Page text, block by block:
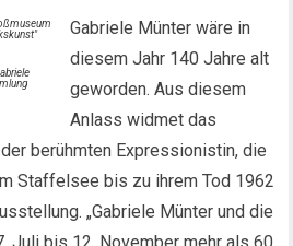
Gabriele Münter wäre in
diesem Jahr 140 Jahre alt
geworden. Aus diesem
Anlass widmet das
berühmten Expressionistin, die
Staffelsee bis zu ihrem Tod 1962
„Gabriele Münter und die